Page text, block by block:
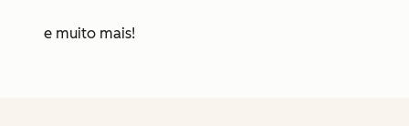
e muito mais!